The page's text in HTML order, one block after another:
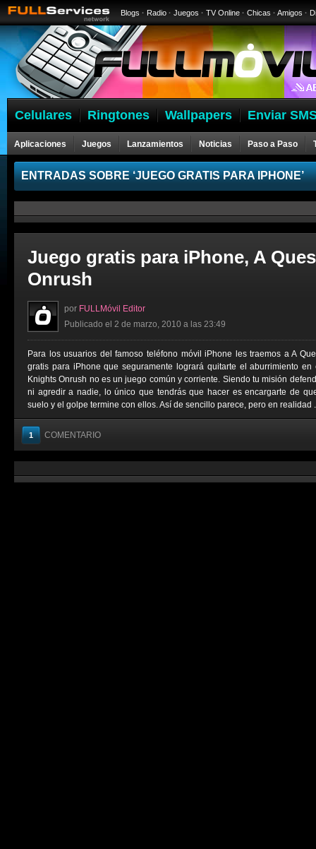
Blogs · Radio · Juegos · TV Online · Chicas · Amigos ·
Celulares Ringtones Wallpapers Enviar
Aplicaciones Juegos Lanzamientos Noticias Paso a Paso
ENTRADAS SOBRE ‘JUEGO GRATIS PARA IPHONE’
Juego gratis para iPhone, A
Onrush
por FULLMóvil Editor
Publicado el 2 de marzo, 2010 a las 23:49
Para los usuarios del famoso teléfono móvil iPhone les traemos a A
gratis para iPhone que seguramente logrará quitarte el aburrimiento en
Knights Onrush no es un juego común y corriente. Siendo tu misión
ni agredir a nadie, lo único que tendrás que hacer es encargarte de
suelo y el golpe termine con ellos. Así de sencillo parece, pero en realidad
1 COMENTARIO